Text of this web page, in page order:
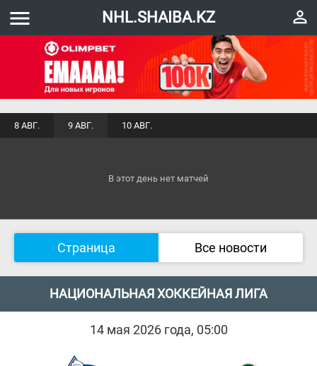
menu NHL.SHAIBA.KZ perm_identity
8 АВГ. 9 АВГ. 10 АВГ.
В этот день нет матчей
Страница Все новости
НАЦИОНАЛЬНАЯ ХОККЕЙНАЯ ЛИГА
14 мая 2026 года, 05:00